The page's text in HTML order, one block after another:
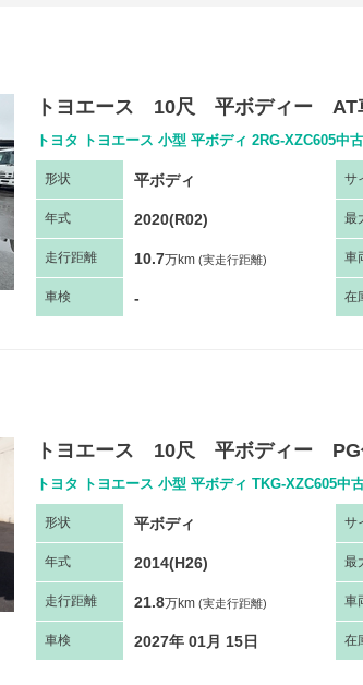
トヨエース 10尺 平ボディー AT
トヨタ トヨエース 小型 平ボディ 2RG-XZC605中
形状 平ボディ サ
年式 2020(R02) 最
走行距離 10.7万km (実走行距離) 車
車検 - 在
トヨエース 10尺 平ボディー PG
トヨタ トヨエース 小型 平ボディ TKG-XZC605中
形状 平ボディ サ
年式 2014(H26) 最
走行距離 21.8万km (実走行距離) 車
車検 2027年 01月 15日 在